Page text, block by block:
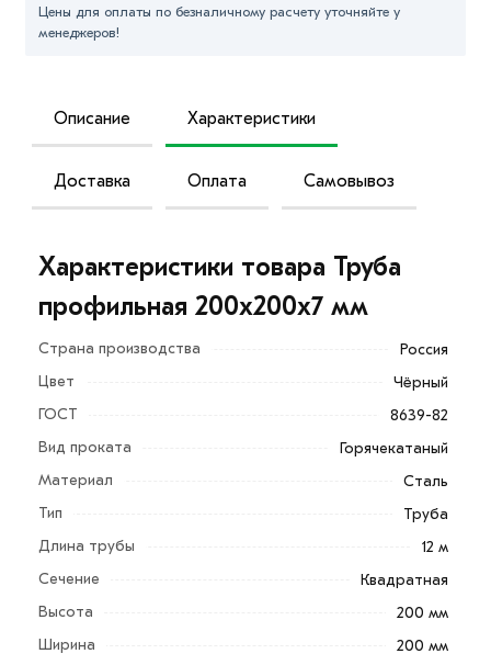
Цены для оплаты по безналичному расчету уточняйте у
менеджеров!
Описание Характеристики
Доставка Оплата Самовывоз
Для приобретения данной позиции, кликните мышкой
«Добавить в корзину»
или нажмите на кнопку
Характеристики товара Труба
профильная 200х200х7 мм
Страна производства
Россия
Цвет
Чёрный
ГОСТ
8639-82
Вид проката
Горячекатаный
Материал
Сталь
Тип
Труба
Длина трубы
12 м
Сечение
Квадратная
Высота
200 мм
Ширина
200 мм